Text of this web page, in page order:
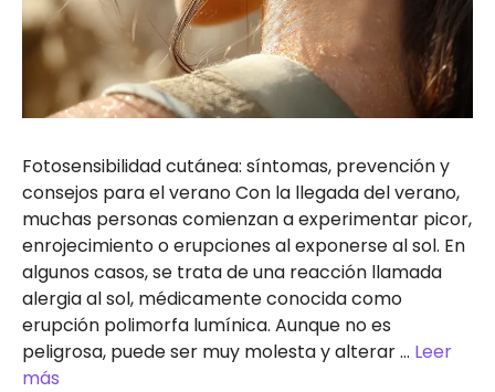
Fotosensibilidad cutánea: síntomas, prevención y
consejos para el verano Con la llegada del verano,
muchas personas comienzan a experimentar picor,
enrojecimiento o erupciones al exponerse al sol. En
algunos casos, se trata de una reacción llamada
alergia al sol, médicamente conocida como
erupción polimorfa lumínica. Aunque no es
peligrosa, puede ser muy molesta y alterar … Leer
más